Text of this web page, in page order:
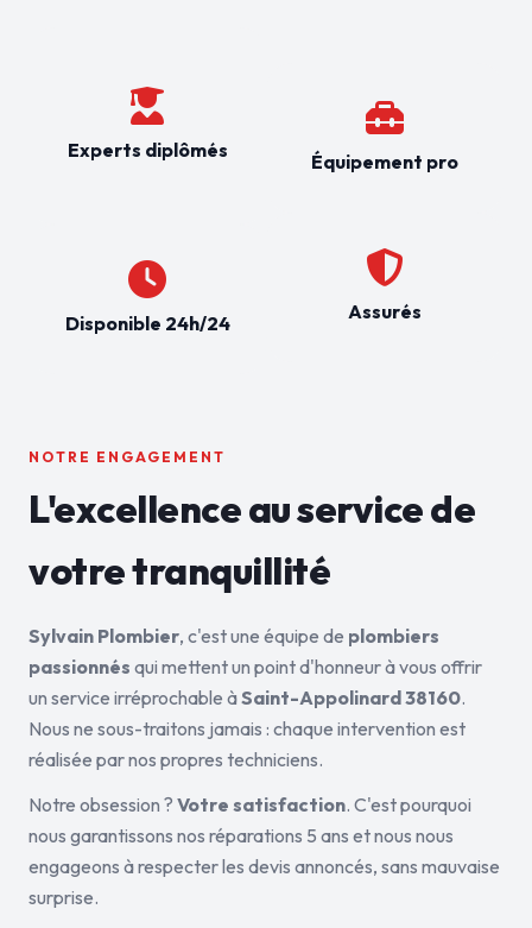
Experts diplômés
Disponible 24h/24
Équipement pro
Assurés
NOTRE ENGAGEMENT
L'excellence au service de
votre tranquillité
Sylvain Plombier, c'est une équipe de plombiers
passionnés qui mettent un point d'honneur à vous offrir
un service irréprochable àSaint-Appolinard 38160.
Nous ne sous-traitons jamais : chaque intervention est
réalisée par nos propres techniciens.
Notre obsession ? Votre satisfaction. C'est pourquoi
nous garantissons nos réparations 5 ans et nous nous
engageons à respecter les devis annoncés, sans mauvaise
surprise.